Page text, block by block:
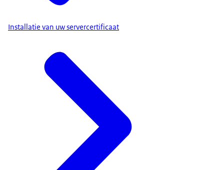
Installatie van uw servercertificaat